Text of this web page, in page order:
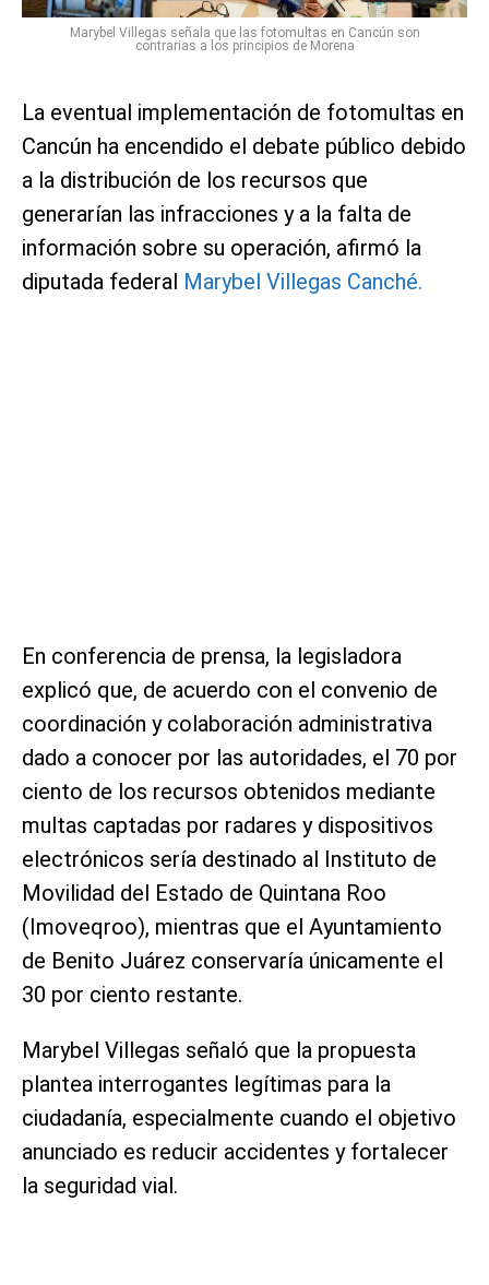
Marybel Villegas señala que las fotomultas en Cancún son
contrarias a los principios de Morena
La eventual implementación de fotomultas en
Cancún ha encendido el debate público debido
a la distribución de los recursos que
generarían las infracciones y a la falta de
información sobre su operación, afirmó la
diputada federal Marybel Villegas Canché.
En conferencia de prensa, la legisladora
explicó que, de acuerdo con el convenio de
coordinación y colaboración administrativa
dado a conocer por las autoridades, el 70 por
ciento de los recursos obtenidos mediante
multas captadas por radares y dispositivos
electrónicos sería destinado al Instituto de
Movilidad del Estado de Quintana Roo
(Imoveqroo), mientras que el Ayuntamiento
de Benito Juárez conservaría únicamente el
30 por ciento restante.
Marybel Villegas señaló que la propuesta
plantea interrogantes legítimas para la
ciudadanía, especialmente cuando el objetivo
anunciado es reducir accidentes y fortalecer
la seguridad vial.